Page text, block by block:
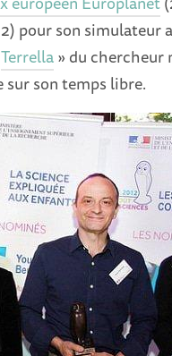
pour son simulateur
Terrella» du chercheur
sur son temps libre.